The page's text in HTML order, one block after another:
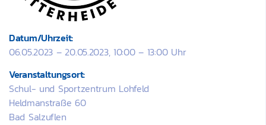
Datum/Uhrzeit:
06.05.2023 – 20.05.2023, 10:00 – 13:00 Uhr
Veranstaltungsort:
Schul- und Sportzentrum Lohfeld
Heldmanstraße 60
Bad Salzuflen